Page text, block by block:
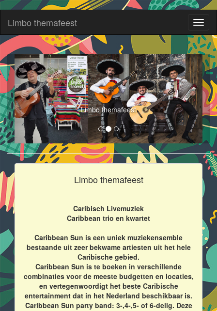
Limbo themafeest
Limbo themafeest
Limbo themafeest
Caribisch Livemuziek
Caribbean trio en kwartet
Caribbean Sun is een uniek muziekensemble
bestaande uit zeer bekwame artiesten uit het hele
Caribische gebied.
Caribbean Sun is te boeken in verschillende
combinaties voor de meeste budgetten en locaties,
en vertegenwoordigt het beste Caribische
entertainment dat in het Nederland beschikbaar is.
Caribbean Sun party band: 3-,4-,5- of 6-delig. Deze